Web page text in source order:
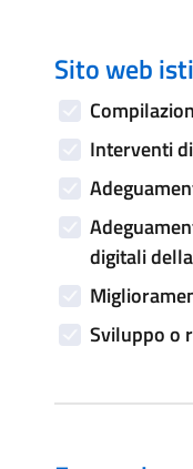
Sito web
Interventi
digitali
Sviluppo o